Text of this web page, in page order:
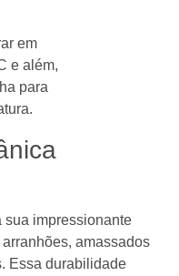
em
e além,
para
sua impressionante
amassados
Essa durabilidade